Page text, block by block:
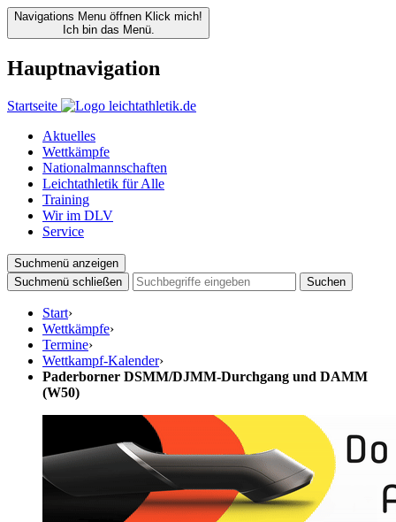
Navigations Menu öffnen Klick mich!
Ich bin das Menü.
Hauptnavigation
Startseite
Aktuelles
Wettkämpfe
Nationalmannschaften
Leichtathletik für Alle
Training
Wir im DLV
Service
Suchmenü anzeigen
Suchmenü schließen
Suchen
Start›
Wettkämpfe›
Termine›
Wettkampf-Kalender›
Paderborner DSMM/DJMM-Durchgang und DAMM
(W50)